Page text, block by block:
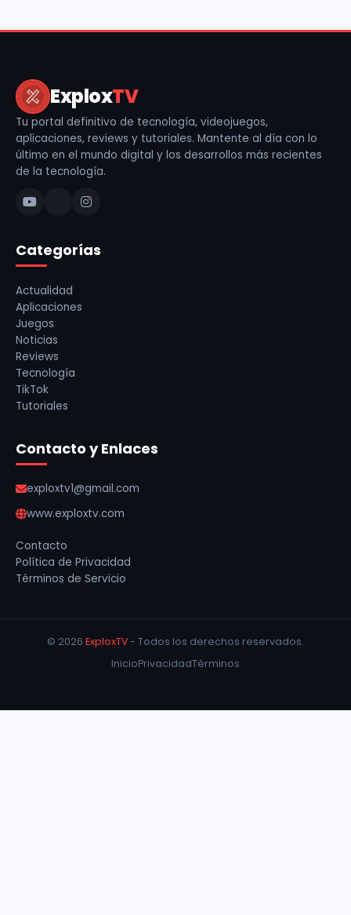
ExploxTV
Tu portal definitivo de tecnología, videojuegos,
aplicaciones, reviews y tutoriales. Mantente al día con lo
último en el mundo digital y los desarrollos más recientes
de la tecnología.
Categorías
Actualidad
Aplicaciones
Juegos
Noticias
Reviews
Tecnología
TikTok
Tutoriales
Contacto y Enlaces
exploxtv1@gmail.com
www.exploxtv.com
Contacto
Política de Privacidad
Términos de Servicio
© 2026 ExploxTV- Todos los derechos reservados.
InicioPrivacidadTérminos